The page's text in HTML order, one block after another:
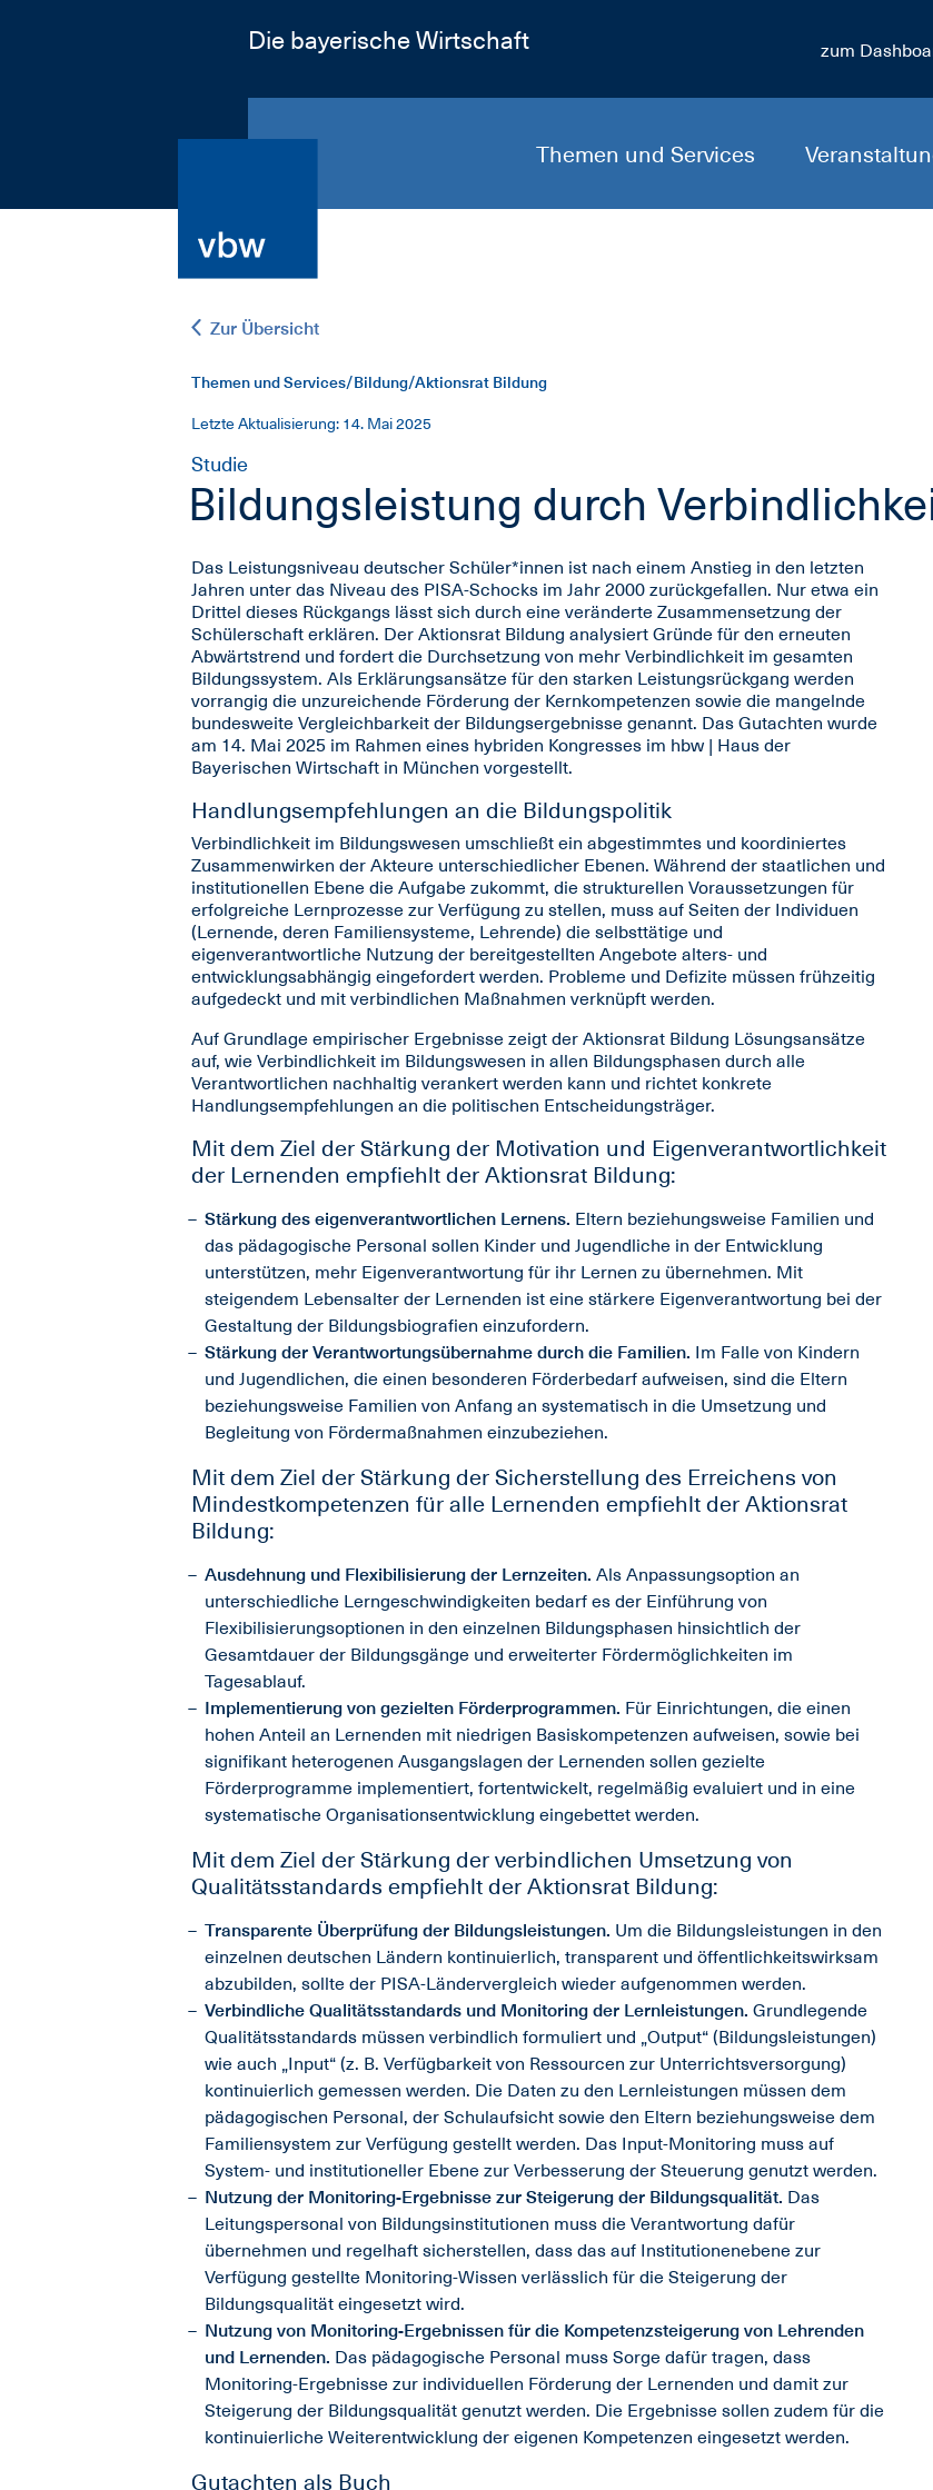
Die bayerische Wirtschaft zum
Themen und Services
Zur Übersicht
Themen und Services/Bildung/Aktionsrat Bildung
Letzte Aktualisierung: 14. Mai 2025
Studie
Bildungsleistung durch
Das Leistungsniveau deutscher Schüler*innen ist nach einem Anstieg in den letzten
Jahren unter das Niveau des PISA-Schocks im Jahr 2000 zurückgefallen. Nur etwa ein
Drittel dieses Rückgangs lässt sich durch eine veränderte Zusammensetzung der
Schülerschaft erklären. Der Aktionsrat Bildung analysiert Gründe für den erneuten
Abwärtstrend und fordert die Durchsetzung von mehr Verbindlichkeit im gesamten
Bildungssystem. Als Erklärungsansätze für den starken Leistungsrückgang werden
vorrangig die unzureichende Förderung der Kernkompetenzen sowie die mangelnde
bundesweite Vergleichbarkeit der Bildungsergebnisse genannt. Das Gutachten wurde
am 14. Mai 2025 im Rahmen eines hybriden Kongresses im hbw | Haus der
Bayerischen Wirtschaft in München vorgestellt.
Handlungsempfehlungen an die Bildungspolitik
Verbindlichkeit im Bildungswesen umschließt ein abgestimmtes und koordiniertes
Zusammenwirken der Akteure unterschiedlicher Ebenen. Während der staatlichen und
institutionellen Ebene die Aufgabe zukommt, die strukturellen Voraussetzungen für
erfolgreiche Lernprozesse zur Verfügung zu stellen, muss auf Seiten der Individuen
(Lernende, deren Familiensysteme, Lehrende) die selbsttätige und
eigenverantwortliche Nutzung der bereitgestellten Angebote alters- und
entwicklungsabhängig eingefordert werden. Probleme und Defizite müssen frühzeitig
aufgedeckt und mit verbindlichen Maßnahmen verknüpft werden.
Auf Grundlage empirischer Ergebnisse zeigt der Aktionsrat Bildung Lösungsansätze
auf, wie Verbindlichkeit im Bildungswesen in allen Bildungsphasen durch alle
Verantwortlichen nachhaltig verankert werden kann und richtet konkrete
Handlungsempfehlungen an die politischen Entscheidungsträger.
Mit dem Ziel der Stärkung der Motivation und Eigenverantwortlichkeit
der Lernenden empfiehlt der Aktionsrat Bildung:
Stärkung des eigenverantwortlichen Lernens. Eltern beziehungsweise Familien und
das pädagogische Personal sollen Kinder und Jugendliche in der Entwicklung
unterstützen, mehr Eigenverantwortung für ihr Lernen zu übernehmen. Mit
steigendem Lebensalter der Lernenden ist eine stärkere Eigenverantwortung bei der
Gestaltung der Bildungsbiografien einzufordern.
Stärkung der Verantwortungsübernahme durch die Familien. Im Falle von Kindern
und Jugendlichen, die einen besonderen Förderbedarf aufweisen, sind die Eltern
beziehungsweise Familien von Anfang an systematisch in die Umsetzung und
Begleitung von Fördermaßnahmen einzubeziehen.
Mit dem Ziel der Stärkung der Sicherstellung des Erreichens von
Mindestkompetenzen für alle Lernenden empfiehlt der Aktionsrat
Bildung:
Ausdehnung und Flexibilisierung der Lernzeiten. Als Anpassungsoption an
unterschiedliche Lerngeschwindigkeiten bedarf es der Einführung von
Flexibilisierungsoptionen in den einzelnen Bildungsphasen hinsichtlich der
Gesamtdauer der Bildungsgänge und erweiterter Fördermöglichkeiten im
Tagesablauf.
Implementierung von gezielten Förderprogrammen. Für Einrichtungen, die einen
hohen Anteil an Lernenden mit niedrigen Basiskompetenzen aufweisen, sowie bei
signifikant heterogenen Ausgangslagen der Lernenden sollen gezielte
Förderprogramme implementiert, fortentwickelt, regelmäßig evaluiert und in eine
systematische Organisationsentwicklung eingebettet werden.
Mit dem Ziel der Stärkung der verbindlichen Umsetzung von
Qualitätsstandards empfiehlt der Aktionsrat Bildung:
Transparente Überprüfung der Bildungsleistungen. Um die Bildungsleistungen in den
einzelnen deutschen Ländern kontinuierlich, transparent und öffentlichkeitswirksam
abzubilden, sollte der PISA-Ländervergleich wieder aufgenommen werden.
Verbindliche Qualitätsstandards und Monitoring der Lernleistungen. Grundlegende
Qualitätsstandards müssen verbindlich formuliert und „Output“ (Bildungsleistungen)
wie auch „Input“ (z. B. Verfügbarkeit von Ressourcen zur Unterrichtsversorgung)
kontinuierlich gemessen werden. Die Daten zu den Lernleistungen müssen dem
pädagogischen Personal, der Schulaufsicht sowie den Eltern beziehungsweise dem
Familiensystem zur Verfügung gestellt werden. Das Input-Monitoring muss auf
System- und institutioneller Ebene zur Verbesserung der Steuerung genutzt werden.
Nutzung der Monitoring-Ergebnisse zur Steigerung der Bildungsqualität. Das
Leitungspersonal von Bildungsinstitutionen muss die Verantwortung dafür
übernehmen und regelhaft sicherstellen, dass das auf Institutionenebene zur
Verfügung gestellte Monitoring-Wissen verlässlich für die Steigerung der
Bildungsqualität eingesetzt wird.
Nutzung von Monitoring-Ergebnissen für die Kompetenzsteigerung von Lehrenden
und Lernenden. Das pädagogische Personal muss Sorge dafür tragen, dass
Monitoring-Ergebnisse zur individuellen Förderung der Lernenden und damit zur
Steigerung der Bildungsqualität genutzt werden. Die Ergebnisse sollen zudem für die
kontinuierliche Weiterentwicklung der eigenen Kompetenzen eingesetzt werden.
Gutachten als Buch